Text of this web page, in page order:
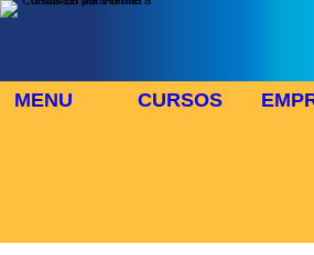
MENU CURSOS